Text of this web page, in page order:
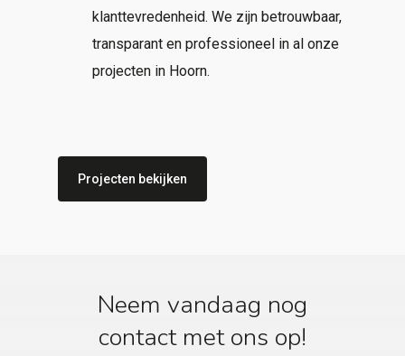
klanttevredenheid. We zijn betrouwbaar,
transparant en professioneel in al onze
projecten in Hoorn.
Projecten bekijken
Neem vandaag nog
contact met ons op!